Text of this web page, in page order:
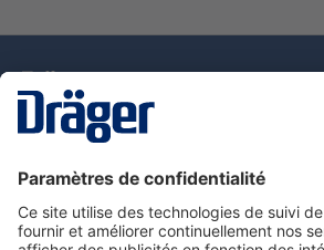
Nous contacter
Service de e-commande Dräger